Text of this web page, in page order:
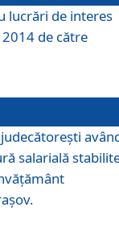
lucrări de interes
de către
salarială